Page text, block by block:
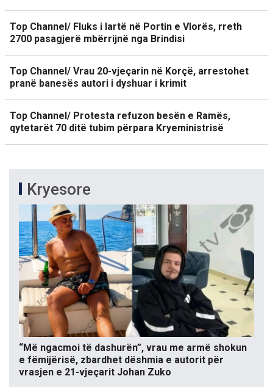
Top Channel/ Fluks i lartë në Portin e Vlorës, rreth
2700 pasagjerë mbërrijnë nga Brindisi
Top Channel/ Vrau 20-vjeçarin në Korçë, arrestohet
pranë banesës autori i dyshuar i krimit
Top Channel/ Protesta refuzon besën e Ramës,
qytetarët 70 ditë tubim përpara Kryeministrisë
Kryesore
“Më ngacmoi të dashurën”, vrau me armë shokun
e fëmijërisë, zbardhet dëshmia e autorit për
vrasjen e 21-vjeçarit Johan Zuko